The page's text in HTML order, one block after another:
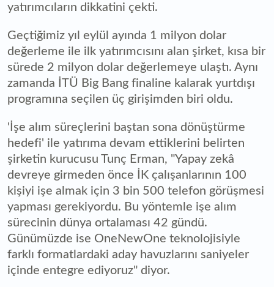
yatırımcıların dikkatini çekti.
Geçtiğimiz yıl eylül ayında 1 milyon dolar
değerleme ile ilk yatırımcısını alan şirket, kısa bir
sürede 2 milyon dolar değerlemeye ulaştı. Aynı
zamanda İTÜ Big Bang finaline kalarak yurtdışı
programına seçilen üç girişimden biri oldu.
'İşe alım süreçlerini baştan sona dönüştürme
hedefi' ile yatırıma devam ettiklerini belirten
şirketin kurucusu Tunç Erman, "Yapay zekâ
devreye girmeden önce İK çalışanlarının 100
kişiyi işe almak için 3 bin 500 telefon görüşmesi
yapması gerekiyordu. Bu yöntemle işe alım
sürecinin dünya ortalaması 42 gündü.
Günümüzde ise OneNewOne teknolojisiyle
farklı formatlardaki aday havuzlarını saniyeler
içinde entegre ediyoruz" diyor.